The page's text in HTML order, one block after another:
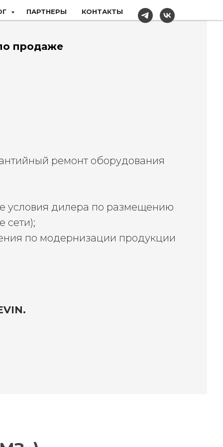
ПАРТНЕРЫ КОНТАКТЫ
продаже
ремонт оборудования
условия дилера по размещению
сети);
по модернизации продукции
.